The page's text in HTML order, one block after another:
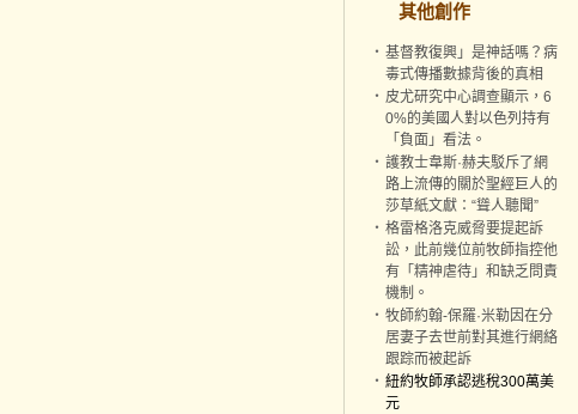
其他創作
‧ 基督教復興」是神話嗎？病
毒式傳播數據背後的真相
‧ 皮尤研究中心調查顯示，6
0%的美國人對以色列持有
「負面」看法。
‧ 護教士韋斯·赫夫駁斥了網
路上流傳的關於聖經巨人的
莎草紙文獻：“聳人聽聞”
‧ 格雷格洛克威脅要提起訴
訟，此前幾位前牧師指控他
有「精神虐待」和缺乏問責
機制。
‧ 牧師約翰-保羅·米勒因在分
居妻子去世前對其進行網絡
跟踪而被起訴
‧ 紐約牧師承認逃稅300萬美
元